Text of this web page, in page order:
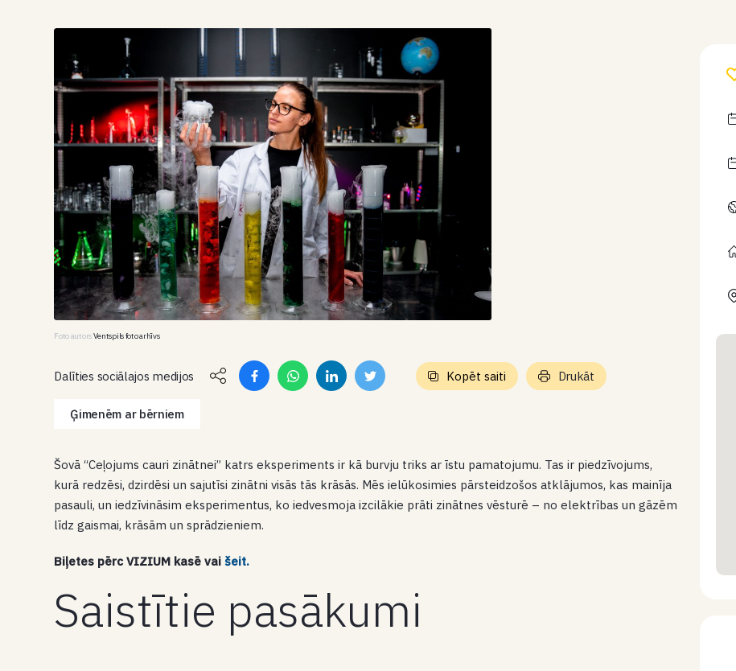
Foto autorsVentspils foto arhīvs
Dalīties sociālajos medijos Kopēt saiti Drukāt
Ģimenēm ar bērniem
Šovā “Ceļojums cauri zinātnei” katrs eksperiments ir kā burvju triks ar īstu pamatojumu. Tas ir piedzīvojums,
kurā redzēsi, dzirdēsi un sajutīsi zinātni visās tās krāsās. Mēs ielūkosimies pārsteidzošos atklājumos, kas mainīja
pasauli, un iedzīvināsim eksperimentus, ko iedvesmoja izcilākie prāti zinātnes vēsturē – no elektrības un gāzēm
līdz gaismai, krāsām un sprādzieniem.
Biļetes pērc VIZIUM kasē vai šeit.
Saistītie pasākumi